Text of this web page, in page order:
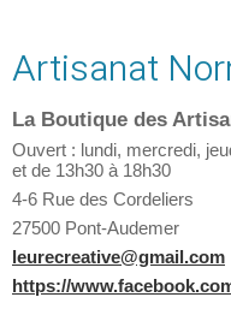
Artisanat
La Boutique des
Ouvert : lundi, mercredi,
et de 13h30 à 18h30
4-6 Rue des Cordeliers
27500 Pont-Audemer
leurecreative@gmail.com
https://